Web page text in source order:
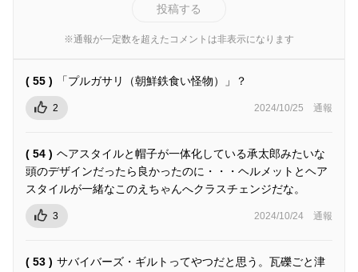
投稿する
※通報が一定数を超えたコメントは非表示になります
( 55 ) 「プルガサリ（朝鮮鉄食い怪物）」？
2 2024/10/25 通報
( 54 ) ヘアスタイルと帽子が一体化している承太郎みたいな
頭のデザインだったら良かったのに・・・ヘルメットとヘア
スタイルが一緒なこのえちゃんへクラスチェンジだな。
3 2024/10/24 通報
( 53 ) サバイバーズ・ギルトってやつだと思う。瓦礫ごと津